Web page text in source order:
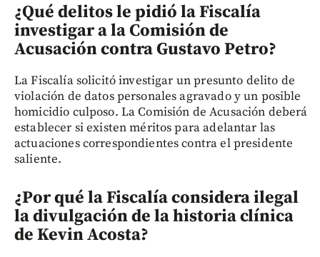
¿Qué delitos le pidió la Fiscalía
investigar a la Comisión de
Acusación contra Gustavo Petro?
La Fiscalía solicitó investigar un presunto delito de
violación de datos personales agravado y un posible
homicidio culposo. La Comisión de Acusación deberá
establecer si existen méritos para adelantar las
actuaciones correspondientes contra el presidente
saliente.
¿Por qué la Fiscalía considera ilegal
la divulgación de la historia clínica
de Kevin Acosta?